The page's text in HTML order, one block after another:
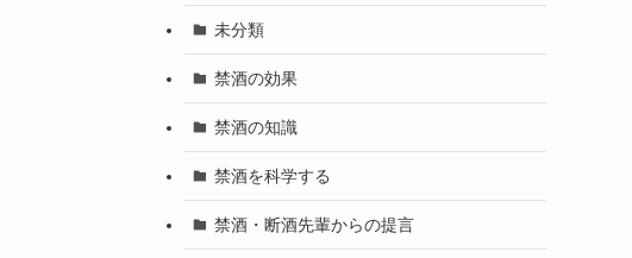
未分類
禁酒の効果
禁酒の知識
禁酒を科学する
禁酒・断酒先輩からの提言